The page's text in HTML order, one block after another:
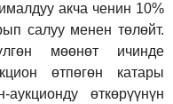
акча ченин 10%
салуу менен төлөйт.
мөөнөт ичинде
өтпөгөн катары
өткөрүүнүн